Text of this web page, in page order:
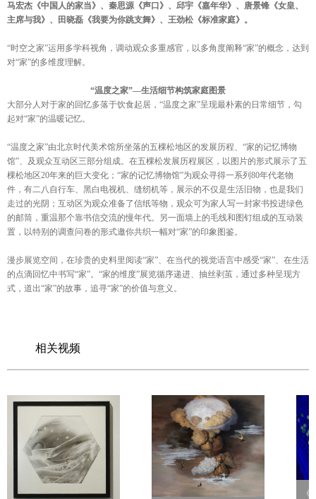
马宏杰《中国人的家当》、秦思源《声口》、邱宇《嘉年华》、唐景锋《女皇、
主席与我》、田晓磊《我要为你跳支舞》、王劲松《标准家庭》。
“时空之家”运用多学科视角，调动观众多重感官，以多角度阐释“家”的概念，达到
对“家”的多维度理解。
“温度之家”—生活细节构筑家庭图景
大部分人对于家的回忆多落于饮食起居，“温度之家”呈现最朴素的日常细节，勾
起对“家”的温暖记忆。
“温度之家”由北京时代美术馆所坐落的五棵松地区的发展历程、“家的记忆博物
馆”、及观众互动区三部分组成。在五棵松发展历程展区，以图片的形式展示了五
棵松地区20年来的巨大变化；“家的记忆博物馆”为观众寻得一系列80年代老物
件，有二八自行车、黑白电视机、缝纫机等，展示的不仅是生活旧物，也是我们
走过的光阴；互动区为观众准备了信纸等物，观众可为家人写一封家书投进绿色
的邮筒，重温那个靠书信交流的慢年代。另一面墙上的毛线和图钉组成的互动装
置，以特别的调查问卷的形式邀你共织一幅对“家”的印象图鉴。
漫步展览空间，在珍贵的史料里阅读“家”、在当代的视觉语言中感受“家”、在生活
的点滴回忆中书写“家”。“家的维度”展览循序递进、抽丝剥茧，通过多种呈现方
式，道出“家”的故事，追寻“家”的价值与意义。
相关视频
《